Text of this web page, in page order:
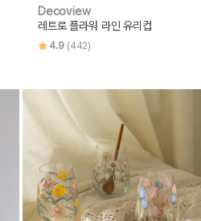
Decoview
레트로 플라워 라인 유리컵
4.9 (442)